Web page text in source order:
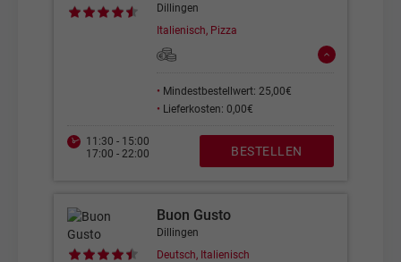
Dillingen
Italienisch, Pizza
• Mindestbestellwert: 25,00€
• Lieferkosten: 0,00€
11:30 - 15:00
17:00 - 22:00
BESTELLEN
Buon Gusto
Dillingen
Deutsch, Italienisch